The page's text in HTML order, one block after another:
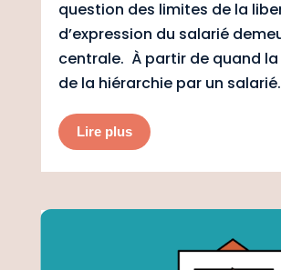
question des limites de la
d’expression du salarié
centrale. À partir de quand
de la hiérarchie par un
Lire plus